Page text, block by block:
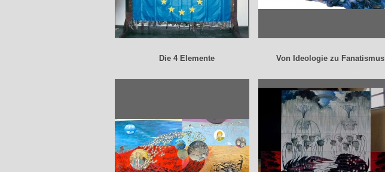
Die 4 Elemente Von Ideologie zu Fanatismus